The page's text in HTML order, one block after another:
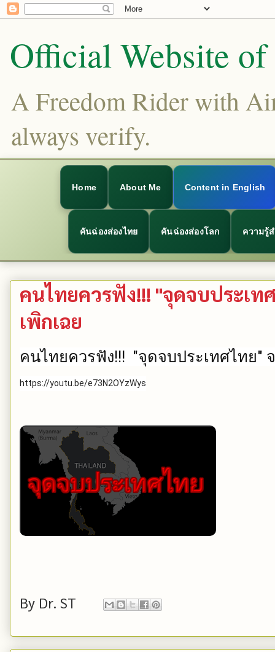
Official Website
A Freedom Rider with
always verify.
Home About Me Content in English
คันฉ่องส่องไทย คันฉ่องส่องโลก ความรู้
คนไทยควรฟัง!!! "จุดจบประเท
เพิกเฉย
คนไทยควรฟัง!!!  "จุดจบประเทศไทย"
https://youtu.be/e73N2OYzWys
By Dr. ST